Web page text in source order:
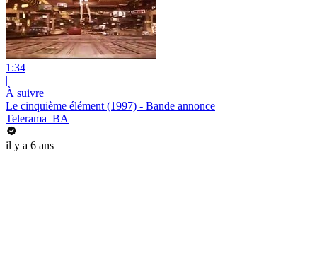
1:34
|
À suivre
Le cinquième élément (1997) - Bande annonce
Telerama_BA
il y a 6 ans